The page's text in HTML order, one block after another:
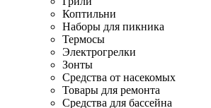
Коптильни
Наборы для пикника
Термосы
Электрогрелки
Зонты
Средства от насекомых
Товары для ремонта
Средства для бассейна